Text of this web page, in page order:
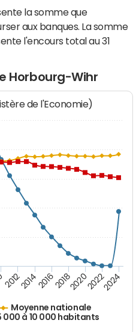
la somme que
aux banques. La somme
l'encours total au 31
Horbourg-Wihr
de l'Economie)
Moyenne nationale
000 à 10 000 habitants
2012201420162018202020222024